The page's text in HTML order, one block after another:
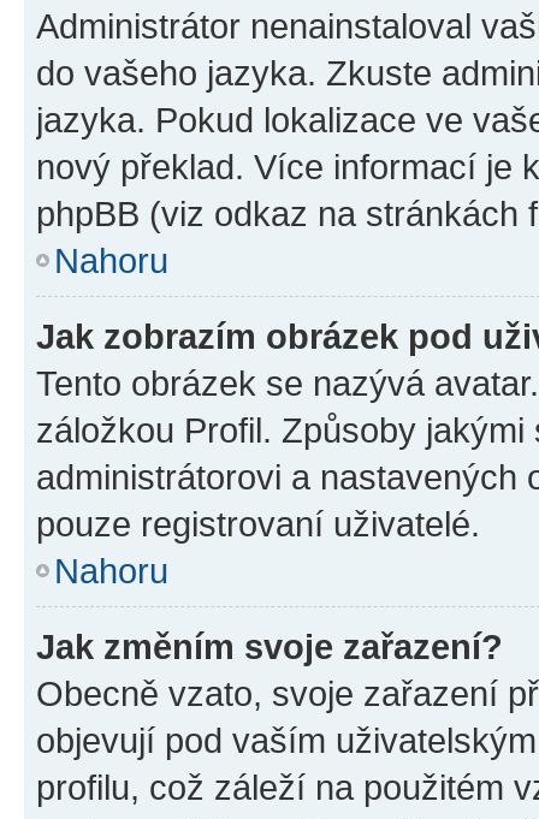
Administrátor nenainstaloval
do vašeho jazyka. Zkuste
jazyka. Pokud lokalizace ve
nový překlad. Více informací je
phpBB (viz odkaz na stránkách
Nahoru
Jak zobrazím obrázek pod
Tento obrázek se nazývá
záložkou Profil. Způsoby
administrátorovi a nastavených
pouze registrovaní uživatelé.
Nahoru
Jak změním svoje zařazení?
Obecně vzato, svoje zařazení
objevují pod vaším
profilu, což záleží na použitém